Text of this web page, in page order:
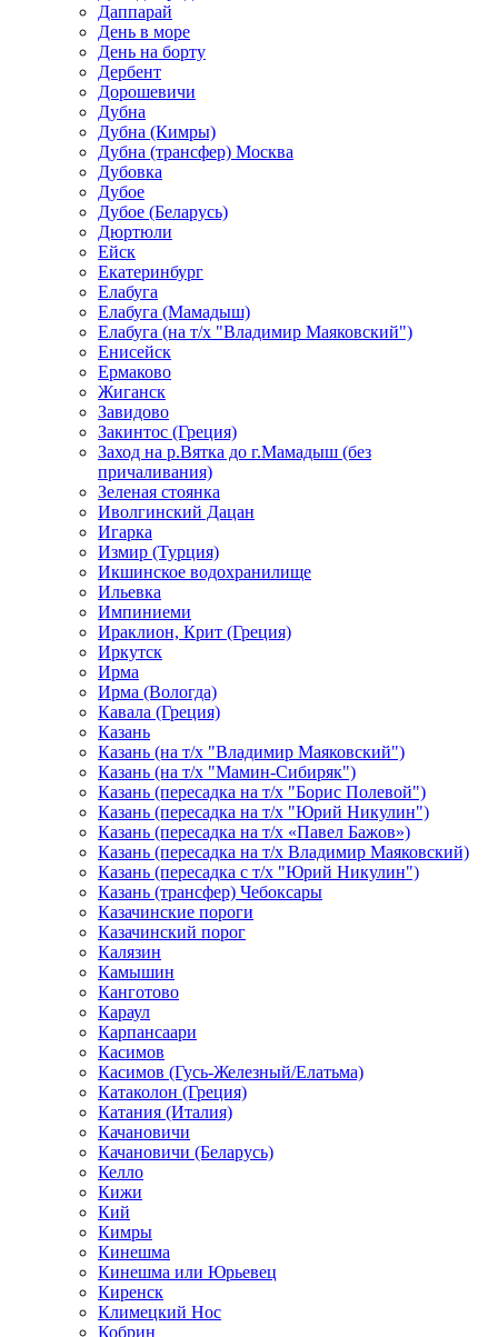
Даппарай
День в море
День на борту
Дербент
Дорошевичи
Дубна
Дубна (Кимры)
Дубна (трансфер) Москва
Дубовка
Дубое
Дубое (Беларусь)
Дюртюли
Ейск
Екатеринбург
Елабуга
Елабуга (Мамадыш)
Елабуга (на т/х "Владимир Маяковский")
Енисейск
Ермаково
Жиганск
Завидово
Закинтос (Греция)
Заход на р.Вятка до г.Мамадыш (без
причаливания)
Зеленая стоянка
Иволгинский Дацан
Игарка
Измир (Турция)
Икшинское водохранилище
Ильевка
Импиниеми
Ираклион, Крит (Греция)
Иркутск
Ирма
Ирма (Вологда)
Кавала (Греция)
Казань
Казань (на т/х "Владимир Маяковский")
Казань (на т/х "Мамин-Сибиряк")
Казань (пересадка на т/х "Борис Полевой")
Казань (пересадка на т/х "Юрий Никулин")
Казань (пересадка на т/х «Павел Бажов»)
Казань (пересадка на т/х Владимир Маяковский)
Казань (пересадка с т/х "Юрий Никулин")
Казань (трансфер) Чебоксары
Казачинские пороги
Казачинский порог
Калязин
Камышин
Канготово
Караул
Карпансаари
Касимов
Касимов (Гусь-Железный/Елатьма)
Катаколон (Греция)
Катания (Италия)
Качановичи
Качановичи (Беларусь)
Келло
Кижи
Кий
Кимры
Кинешма
Кинешма или Юрьевец
Киренск
Климецкий Нос
Кобрин